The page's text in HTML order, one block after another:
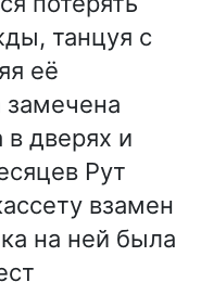
танцуя с
её
в дверях и
Рут
взамен
на ней была